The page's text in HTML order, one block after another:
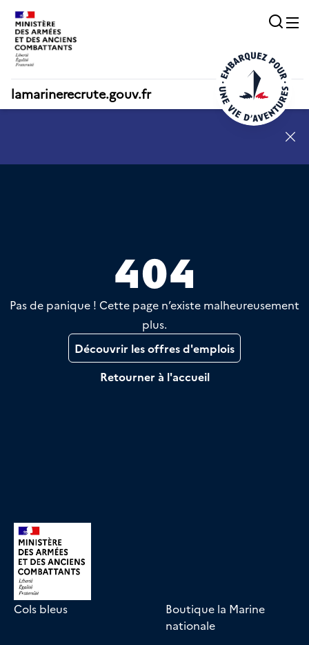
lamarinerecrute.gouv.fr
404
Pas de panique ! Cette page n’existe malheureusement
plus.
Découvrir les offres d'emplois
Retourner à l'accueil
Cols bleus
Boutique la Marine
nationale